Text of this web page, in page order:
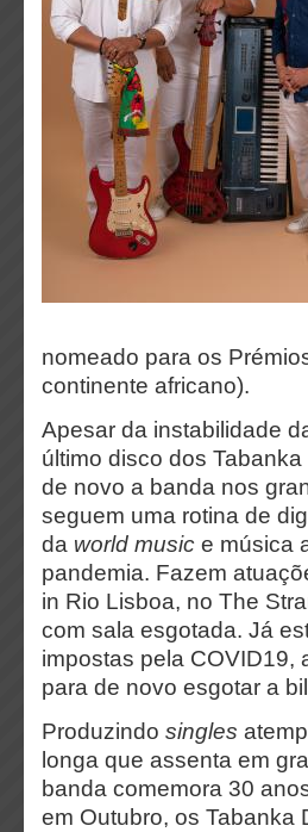
nomeado para os
continente africano).
Apesar da instabilidade
último disco dos Tabanka
de novo a banda nos
seguem uma rotina de
da world music e música
pandemia. Fazem
in Rio Lisboa, no The
com sala esgotada. Já
impostas pela COVID19,
para de novo esgotar a
Produzindo singles
longa que assenta em
banda comemora 30
em Outubro, os Tabanka